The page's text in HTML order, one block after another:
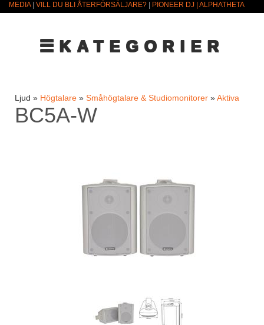
MEDIA| VILL DU BLI ÅTERFÖRSÄLJARE? PIONEER DJ | ALPHATHETA
☰KATEGORIER
Ljud » Högtalare » Småhögtalare & Studiomonitorer »Aktiva
BC5A-W